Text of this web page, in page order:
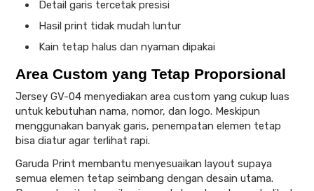
Detail garis tercetak presisi
Hasil print tidak mudah luntur
Kain tetap halus dan nyaman dipakai
Area Custom yang Tetap Proporsional
Jersey GV-04 menyediakan area custom yang cukup luas
untuk kebutuhan nama, nomor, dan logo. Meskipun
menggunakan banyak garis, penempatan elemen tetap
bisa diatur agar terlihat rapi.
Garuda Print membantu menyesuaikan layout supaya
semua elemen tetap seimbang dengan desain utama.